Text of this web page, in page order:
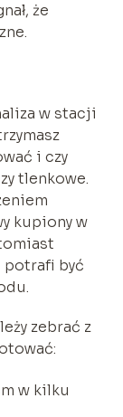
że
w stacji
i czy
tlenkowe.
kupiony w
potrafi być
zebrać z
w kilku